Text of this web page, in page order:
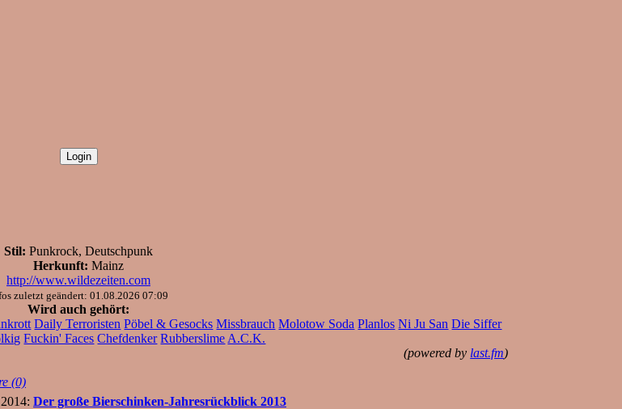
Stil: Punkrock, Deutschpunk
Herkunft: Mainz
http://www.wildezeiten.com
zuletzt geändert: 01.08.2026 07:09
Wird auch gehört:
Daily Terroristen Pöbel & Gesocks Missbrauch Molotow Soda Planlos Ni Ju San Die Siffer
Fuckin' Faces Chefdenker Rubberslime A.C.K.
(powered by last.fm)
(0)
Der große Bierschinken-Jahresrückblick 2013